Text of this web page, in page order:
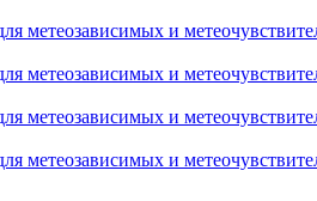
метеозависимых и
метеозависимых и
метеозависимых и
метеозависимых и